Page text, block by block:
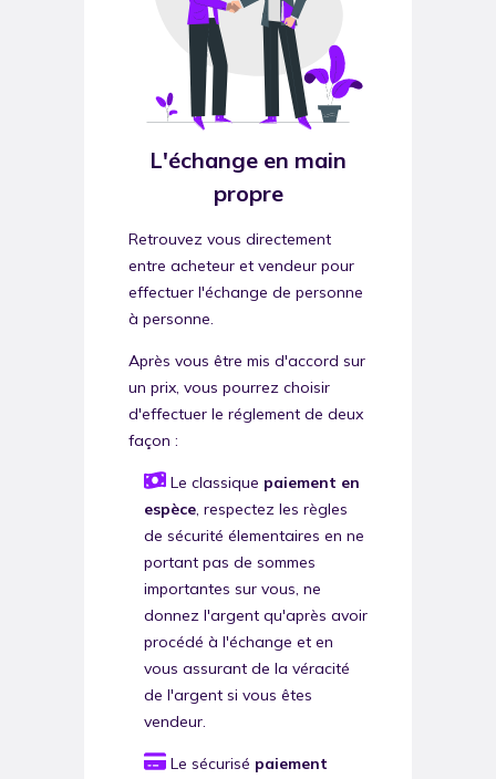
L'échange en main
propre
Retrouvez vous directement
entre acheteur et vendeur pour
effectuer l'échange de personne
à personne.
Après vous être mis d'accord sur
un prix, vous pourrez choisir
d'effectuer le réglement de deux
façon :
Le classique paiement en
espèce, respectez les règles
de sécurité élementaires en ne
portant pas de sommes
importantes sur vous, ne
donnez l'argent qu'après avoir
procédé à l'échange et en
vous assurant de la véracité
de l'argent si vous êtes
vendeur.
Le sécurisé paiement